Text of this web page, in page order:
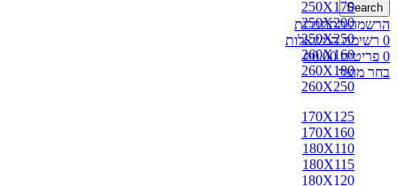
Search
הרשמה/התחברות
0 רשימת המשאלות
0 פריטים ₪0.00
בחר מוצר
250X170
250X200
250X250
260X160
260X180
260X250
170X125
170X160
180X110
180X115
180X120